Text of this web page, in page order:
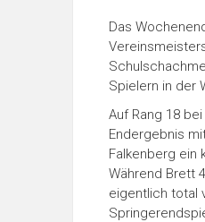
Das
Spielern in der
Auf Rang 18
Endergebnis
Falkenberg ein
Während Brett
eigentlich total